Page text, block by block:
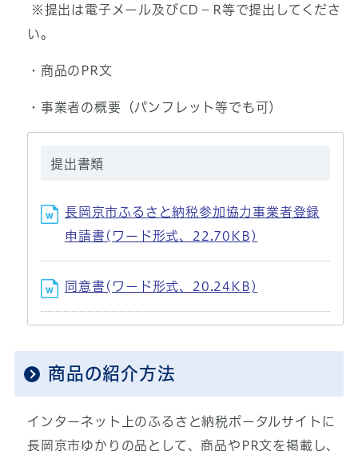
※提出は電子メール及びCD－R等で提出してくださ
い。
・商品のPR文
・事業者の概要（パンフレット等でも可）
提出書類
長岡京市ふるさと納税参加協力事業者登録
申請書(ワード形式、22.70KB)
同意書(ワード形式、20.24KB)
商品の紹介方法
インターネット上のふるさと納税ポータルサイトに
長岡京市ゆかりの品として、商品やPR文を掲載し、